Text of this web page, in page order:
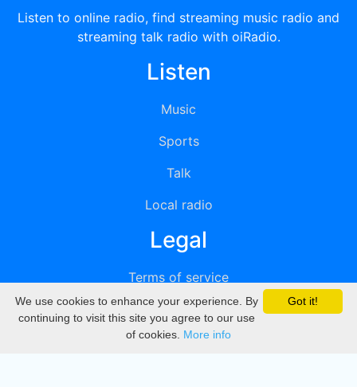
Listen to online radio, find streaming music radio and
streaming talk radio with oiRadio.
Listen
Music
Sports
Talk
Local radio
Legal
Terms of service
Privacy
DMCA
Got it!
We use cookies to enhance your experience. By
continuing to visit this site you agree to our use
of cookies. More info